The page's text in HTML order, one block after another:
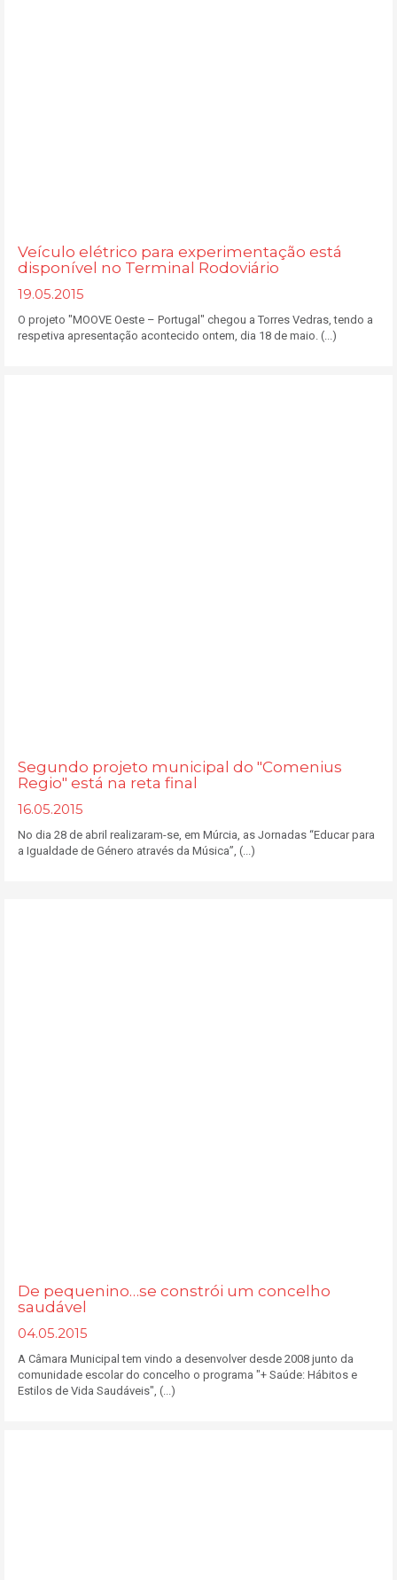
Veículo elétrico para experimentação está
disponível no Terminal Rodoviário
19.05.2015
O projeto "MOOVE Oeste – Portugal" chegou a Torres Vedras, tendo a
respetiva apresentação acontecido ontem, dia 18 de maio. (...)
Segundo projeto municipal do "Comenius
Regio" está na reta final
16.05.2015
No dia 28 de abril realizaram-se, em Múrcia, as Jornadas “Educar para
a Igualdade de Género através da Música”, (...)
De pequenino…se constrói um concelho
saudável
04.05.2015
A Câmara Municipal tem vindo a desenvolver desde 2008 junto da
comunidade escolar do concelho o programa "+ Saúde: Hábitos e
Estilos de Vida Saudáveis", (...)